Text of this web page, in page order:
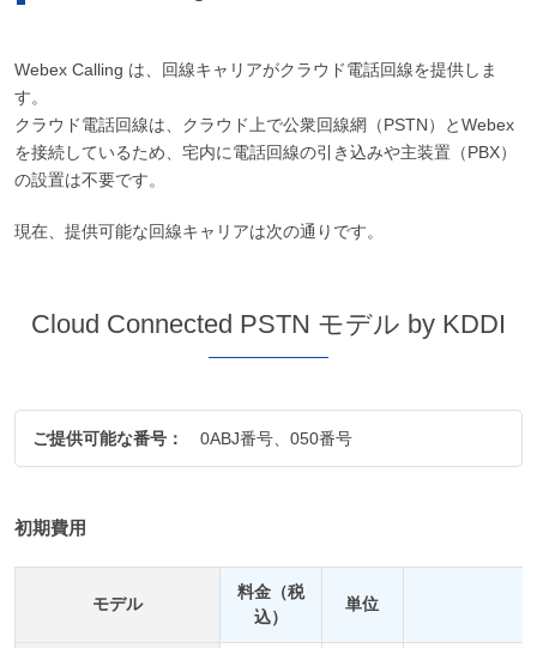
Webex Calling は、回線キャリアがクラウド電話回線を提供しま
す。
クラウド電話回線は、クラウド上で公衆回線網（PSTN）とWebex
を接続しているため、宅内に電話回線の引き込みや主装置（PBX）
の設置は不要です。
現在、提供可能な回線キャリアは次の通りです。
Cloud Connected PSTN モデル by KDDI
ご提供可能な番号： 0ABJ番号、050番号
初期費用
モデル
料金（税
込）
単位